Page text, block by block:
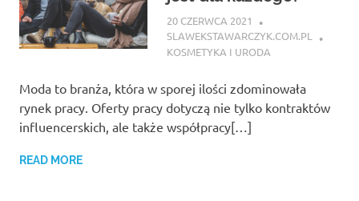
20 CZERWCA 2021
SLAWEKSTAWARCZYK.COM.PL
KOSMETYKA I URODA
Moda to branża, która w sporej ilości zdominowała
rynek pracy. Oferty pracy dotyczą nie tylko kontraktów
influencerskich, ale także współpracy[…]
READ MORE